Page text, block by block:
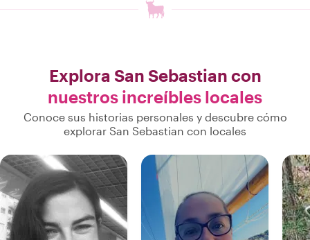
Explora San Sebastian con
nuestros increíbles locales
Conoce sus historias personales y descubre cómo
explorar San Sebastian con locales